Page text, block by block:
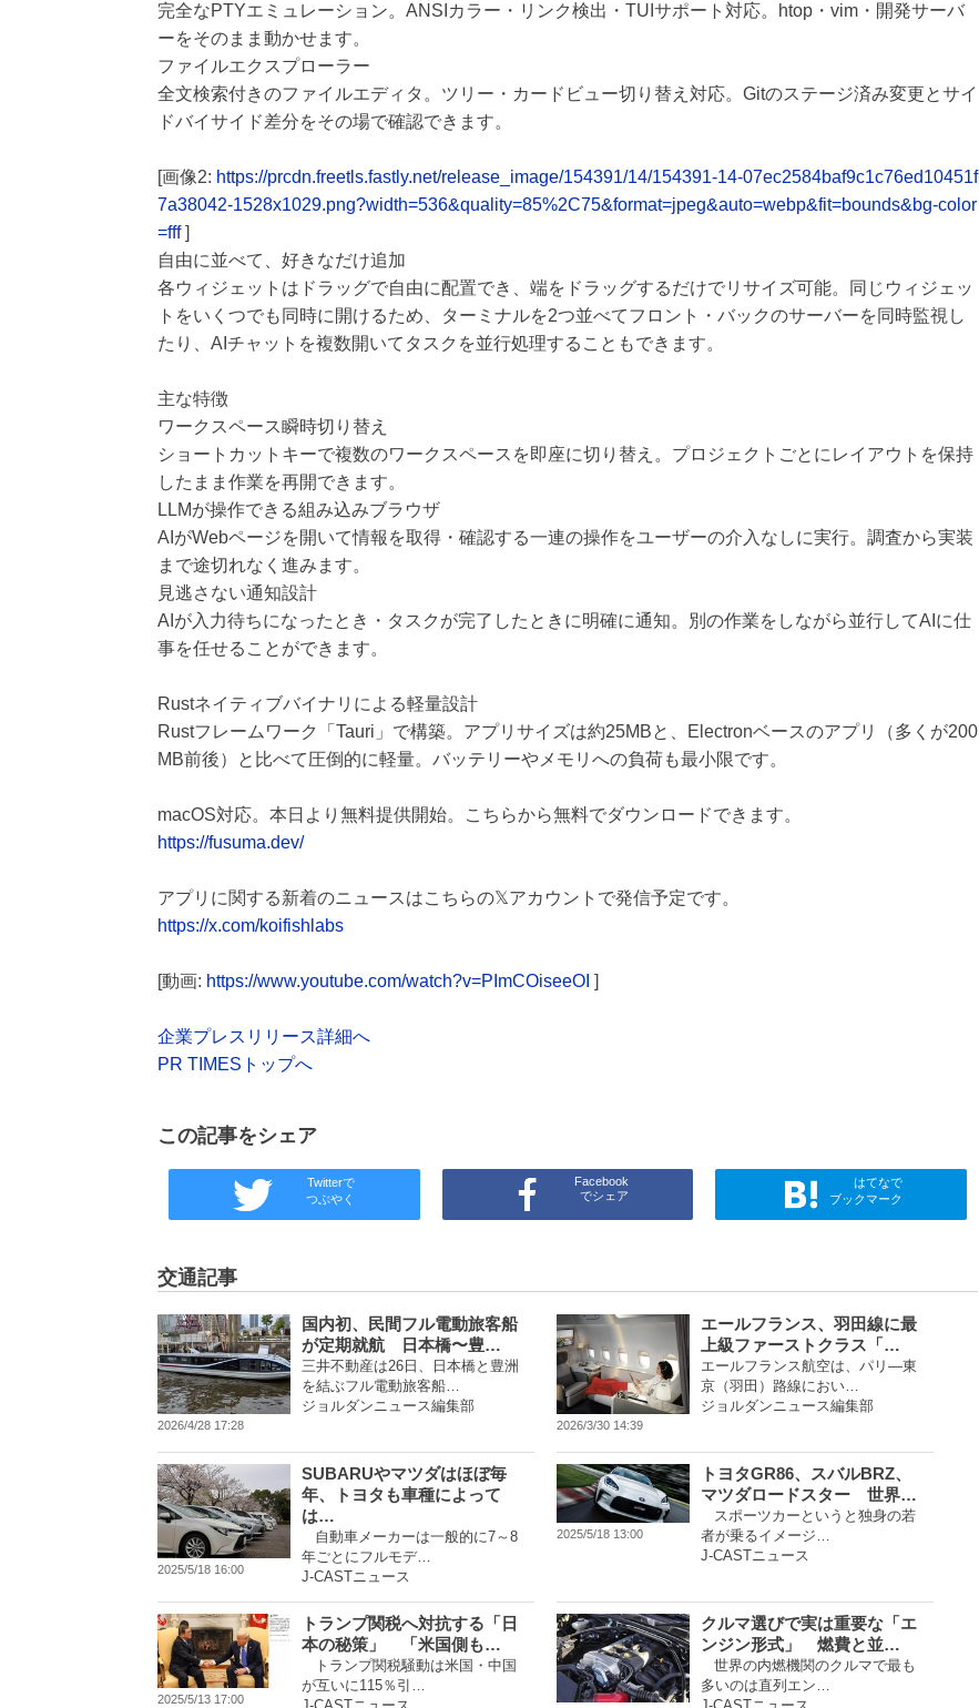
完全なPTYエミュレーション。ANSIカラー・リンク検出・TUIサポート対応。htop・vim・開発サーバ
ーをそのまま動かせます。
ファイルエクスプローラー
全文検索付きのファイルエディタ。ツリー・カードビュー切り替え対応。Gitのステージ済み変更とサイ
ドバイサイド差分をその場で確認できます。
[画像2: https://prcdn.freetls.fastly.net/release_image/154391/14/154391-14-07ec2584baf9c1c76ed10451f
7a38042-1528x1029.png?width=536&quality=85%2C75&format=jpeg&auto=webp&fit=bounds&bg-color
=fff]
自由に並べて、好きなだけ追加
各ウィジェットはドラッグで自由に配置でき、端をドラッグするだけでリサイズ可能。同じウィジェッ
トをいくつでも同時に開けるため、ターミナルを2つ並べてフロント・バックのサーバーを同時監視し
たり、AIチャットを複数開いてタスクを並行処理することもできます。
主な特徴
ワークスペース瞬時切り替え
ショートカットキーで複数のワークスペースを即座に切り替え。プロジェクトごとにレイアウトを保持
したまま作業を再開できます。
LLMが操作できる組み込みブラウザ
AIがWebページを開いて情報を取得・確認する一連の操作をユーザーの介入なしに実行。調査から実装
まで途切れなく進みます。
見逃さない通知設計
AIが入力待ちになったとき・タスクが完了したときに明確に通知。別の作業をしながら並行してAIに仕
事を任せることができます。
Rustネイティブバイナリによる軽量設計
Rustフレームワーク「Tauri」で構築。アプリサイズは約25MBと、Electronベースのアプリ（多くが200
MB前後）と比べて圧倒的に軽量。バッテリーやメモリへの負荷も最小限です。
macOS対応。本日より無料提供開始。こちらから無料でダウンロードできます。
https://fusuma.dev/
アプリに関する新着のニュースはこちらの𝕏アカウントで発信予定です。
https://x.com/koifishlabs
[動画: https://www.youtube.com/watch?v=PImCOiseeOI ]
企業プレスリリース詳細へ
PR TIMESトップへ
この記事をシェア
Twitterで
つぶやく
Facebook
でシェア
はてなで
ブックマーク
交通記事
2026/4/28 17:28
国内初、民間フル電動旅客船
が定期就航 日本橋〜豊…
三井不動産は26日、日本橋と豊洲
を結ぶフル電動旅客船…
ジョルダンニュース編集部
2026/3/30 14:39
エールフランス、羽田線に最
上級ファーストクラス「…
エールフランス航空は、パリ―東
京（羽田）路線におい…
ジョルダンニュース編集部
2025/5/18 16:00
SUBARUやマツダはほぼ毎
年、トヨタも車種によって
は…
自動車メーカーは一般的に7～8
年ごとにフルモデ…
J-CASTニュース
2025/5/18 13:00
トヨタGR86、スバルBRZ、
マツダロードスター 世界…
スポーツカーというと独身の若
者が乗るイメージ…
J-CASTニュース
2025/5/13 17:00
トランプ関税へ対抗する「日
本の秘策」 「米国側も…
トランプ関税騒動は米国・中国
が互いに115％引…
クルマ選びで実は重要な「エ
ンジン形式」 燃費と並…
世界の内燃機関のクルマで最も
多いのは直列エン…